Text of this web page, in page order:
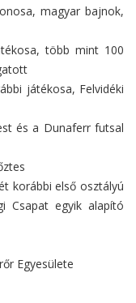
magyar bajnok,
több mint 100
játékosa, Felvidéki
és a Dunaferr futsal
korábbi első osztályú
Csapat egyik alapító
Egyesülete